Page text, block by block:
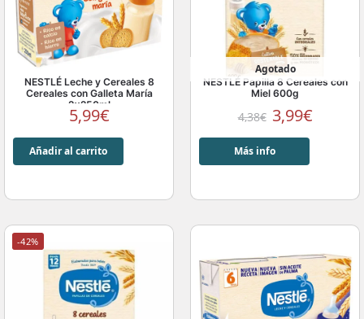
NESTLÉ Leche y Cereales 8
Cereales con Galleta María
2x250ml
5,99€
Añadir al carrito
Agotado
NESTLÉ Papilla 8 Cereales con
Miel 600g
4,38€ 3,99€
Más info
-42%